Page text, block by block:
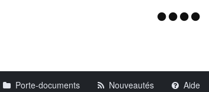
Menu
Porte-documents Nouveautés Aide